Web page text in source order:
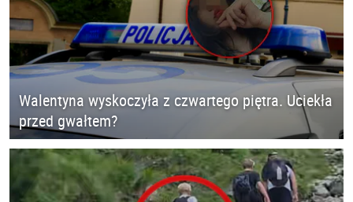
Walentyna wyskoczyła z czwartego piętra. Uciekła
przed gwałtem?